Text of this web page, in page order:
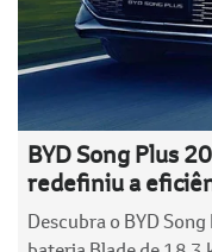
BYD Song Plus
redefiniu a
Descubra o BYD